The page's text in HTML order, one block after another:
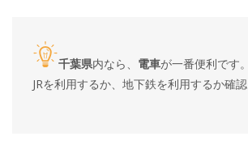
千葉県内なら、 電車が一番便利です
JRを利用するか、地下鉄を利用するか確認